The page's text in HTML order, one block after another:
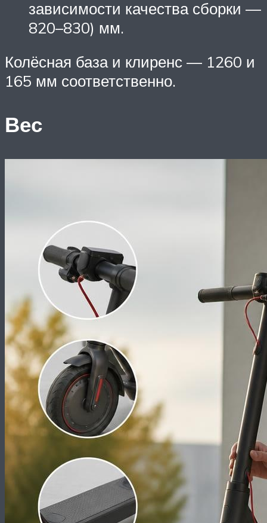
зависимости качества сборки —
820–830) мм.
Колёсная база и клиренс — 1260 и
165 мм соответственно.
Вес